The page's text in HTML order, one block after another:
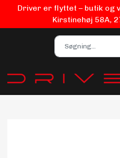
Driver er flyttet – butik og
Kirstinehøj 58A,